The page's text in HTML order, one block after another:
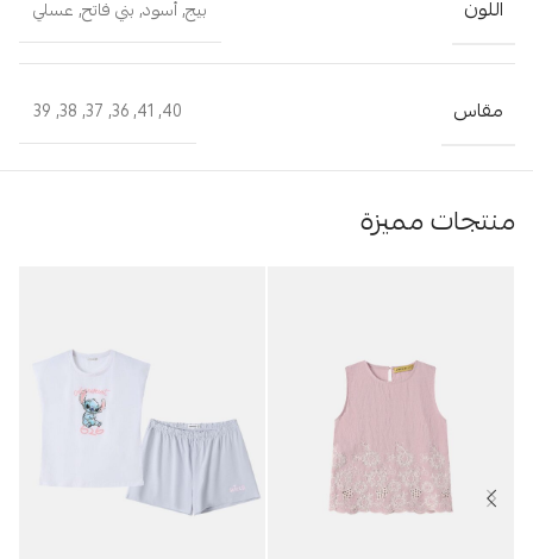
اللون بيج,أسود, بني فاتح, عسلي
مقاس 40
,
41
,
36
,
37
,
38
,
39
منتجات مميزة